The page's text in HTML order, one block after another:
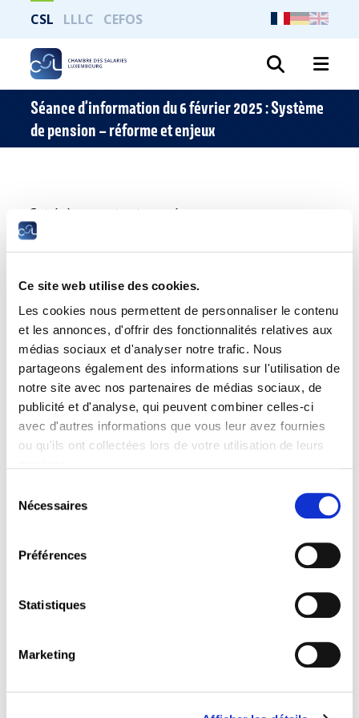
Ce site web utilise des cookies.
Les cookies nous permettent de personnaliser le contenu
et les annonces, d'offrir des fonctionnalités relatives aux
médias sociaux et d'analyser notre trafic. Nous
partageons également des informations sur l'utilisation de
notre site avec nos partenaires de médias sociaux, de
publicité et d'analyse, qui peuvent combiner celles-ci
avec d'autres informations que vous leur avez fournies
ou qu'ils ont collectées lors de votre utilisation de leurs
Nécessaires
Préférences
Statistiques
Marketing
CSL LLLC CEFOS
Séance d’information du 6 février 2025 : Système
de pension – réforme et enjeux
Cet évènement est passé.
enjeux
Date :jeudi, 6 février 2025 à 17h00
Lieu :
Chambre des salariés, 2-4 rue Pierre Hentges,
L-1726 Luxembourg
La séance d’information propose une présentation
du système de pension actuel, notamment au vu
Une analyse de données objectives sur le
Un retour sur les principaux changements
introduits lors de la réforme des pensions de
Une mise en perspective des projections à long
terme.